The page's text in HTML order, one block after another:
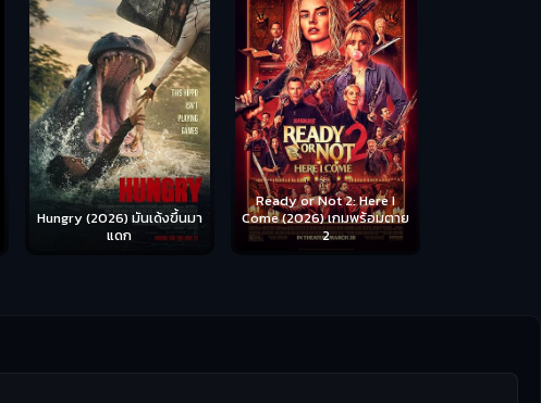
Hungry (2026) มันเด้งขึ้นมา
แดก
Ready or Not 2: Here I
Come (2026) เกมพร้อมตาย
2